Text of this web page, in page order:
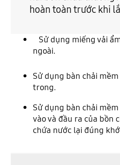
hoàn toàn trước khi
Sử dụng miếng vải
ngoài.
Sử dụng bàn chải
trong.
Sử dụng bàn chải
vào và đầu ra của bồn
chứa nước lại đúng